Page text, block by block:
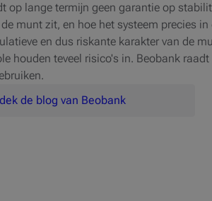
op lange termijn geen garantie op
munt zit, en hoe het systeem precies
en dus riskante karakter van de
houden teveel risico's in. Beobank
de blog van Beobank